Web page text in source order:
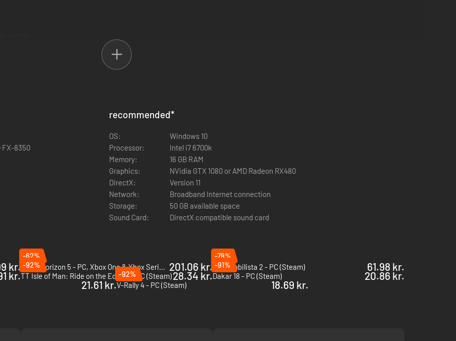
favoritter, inkl. GT3
FX-8350
recommended*
OS:
Windows 10
Processor:
Intel i7 6700k
Memory:
16 GB RAM
Graphics:
NVidia GTX 1080 or AMD Radeon RX480
DirectX:
Version 11
Network:
Broadband Internet connection
Storage:
50 GB available space
Sound Card:
DirectX compatible sound card
kr.
-62%
Forza Horizon 5 - PC, Xbox One & Xbox Series X|S (Microsoft Store) 201.06 kr.
-78%
Automobilista 2 - PC (Steam)
61.98 kr.
kr.
-92%
TT Isle of Man: Ride on the Edge 3 - PC (Steam)28.34 kr.
-91%
Dakar 18 - PC (Steam)
20.86 kr.
21.61 kr.
-92%
V-Rally 4 - PC (Steam)
18.69 kr.